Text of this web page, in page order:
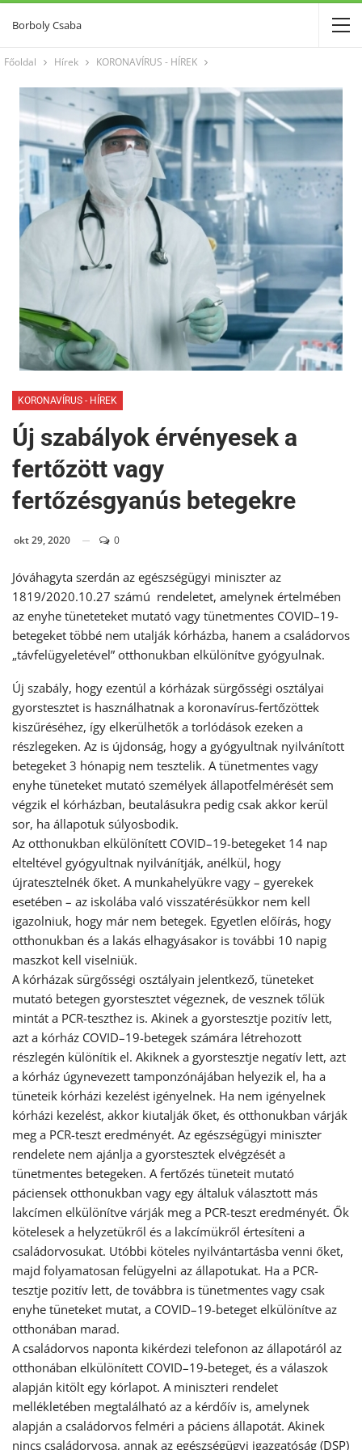
Borboly Csaba
Főoldal Hírek KORONAVÍRUS - HÍREK
KORONAVÍRUS - HÍREK
Új szabályok érvényesek a
fertőzött vagy
fertőzésgyanús betegekre
okt 29, 2020 0
Jóváhagyta szerdán az egészségügyi miniszter az
1819/2020.10.27 számú rendeletet, amelynek értelmében
az enyhe tüneteteket mutató vagy tünetmentes COVID–19-
betegeket többé nem utalják kórházba, hanem a családorvos
„távfelügyeletével” otthonukban elkülönítve gyógyulnak.
Új szabály, hogy ezentúl a kórházak sürgősségi osztályai
gyorstesztet is használhatnak a koronavírus-fertőzöttek
kiszűréséhez, így elkerülhetők a torlódások ezeken a
részlegeken. Az is újdonság, hogy a gyógyultnak nyilvánított
betegeket 3 hónapig nem tesztelik. A tünetmentes vagy
enyhe tüneteket mutató személyek állapotfelmérését sem
végzik el kórházban, beutalásukra pedig csak akkor kerül
sor, ha állapotuk súlyosbodik.
Az otthonukban elkülönített COVID–19-betegeket 14 nap
elteltével gyógyultnak nyilvánítják, anélkül, hogy
újratesztelnék őket. A munkahelyükre vagy – gyerekek
esetében – az iskolába való visszatérésükkor nem kell
igazolniuk, hogy már nem betegek. Egyetlen előírás, hogy
otthonukban és a lakás elhagyásakor is további 10 napig
maszkot kell viselniük.
A kórházak sürgősségi osztályain jelentkező, tüneteket
mutató betegen gyorstesztet végeznek, de vesznek tőlük
mintát a PCR-teszthez is. Akinek a gyorstesztje pozitív lett,
azt a kórház COVID–19-betegek számára létrehozott
részlegén különítik el. Akiknek a gyorstesztje negatív lett, azt
a kórház úgynevezett tamponzónájában helyezik el, ha a
tüneteik kórházi kezelést igényelnek. Ha nem igényelnek
kórházi kezelést, akkor kiutalják őket, és otthonukban várják
meg a PCR-teszt eredményét. Az egészségügyi miniszter
rendelete nem ajánlja a gyorstesztek elvégzését a
tünetmentes betegeken. A fertőzés tüneteit mutató
páciensek otthonukban vagy egy általuk választott más
lakcímen elkülönítve várják meg a PCR-teszt eredményét. Ők
kötelesek a helyzetükről és a lakcímükről értesíteni a
családorvosukat. Utóbbi köteles nyilvántartásba venni őket,
majd folyamatosan felügyelni az állapotukat. Ha a PCR-
tesztje pozitív lett, de továbbra is tünetmentes vagy csak
enyhe tüneteket mutat, a COVID–19-beteget elkülönítve az
otthonában marad.
A családorvos naponta kikérdezi telefonon az állapotáról az
otthonában elkülönített COVID–19-beteget, és a válaszok
alapján kitölt egy kórlapot. A miniszteri rendelet
mellékletében megtalálható az a kérdőív is, amelynek
alapján a családorvos felméri a páciens állapotát. Akinek
nincs családorvosa, annak az egészségügyi igazgatóság (DSP)